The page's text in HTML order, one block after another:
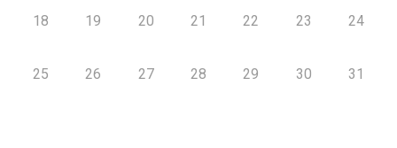
18 19 20 21 22 23 24
25 26 27 28 29 30 31